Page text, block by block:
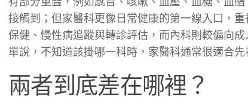
接觸到；但家醫科更像日常健康的第一線入口，
保健、慢性病追蹤與轉診評估，而內科則較偏向
單說，不知道該掛哪一科時，家醫科通常很適合先
兩者到底差在哪裡？